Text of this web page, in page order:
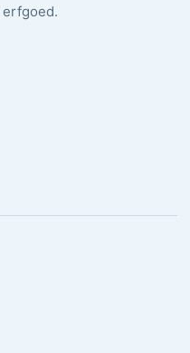
erfgoed.